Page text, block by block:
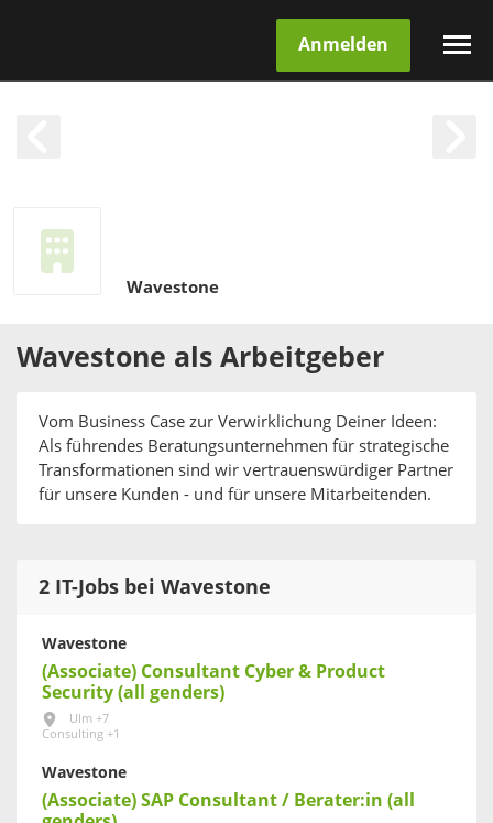
Anmelden
Wavestone
Wavestone als Arbeitgeber
Vom Business Case zur Verwirklichung Deiner Ideen:
Als führendes Beratungsunternehmen für strategische
Transformationen sind wir vertrauenswürdiger Partner
für unsere Kunden - und für unsere Mitarbeitenden.
2 IT-Jobs bei Wavestone
Wavestone
(Associate) Consultant Cyber & Product
Security (all genders)
Ulm +7
Consulting +1
Wavestone
(Associate) SAP Consultant / Berater:in (all